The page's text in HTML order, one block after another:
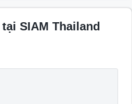
SIAM Thailand